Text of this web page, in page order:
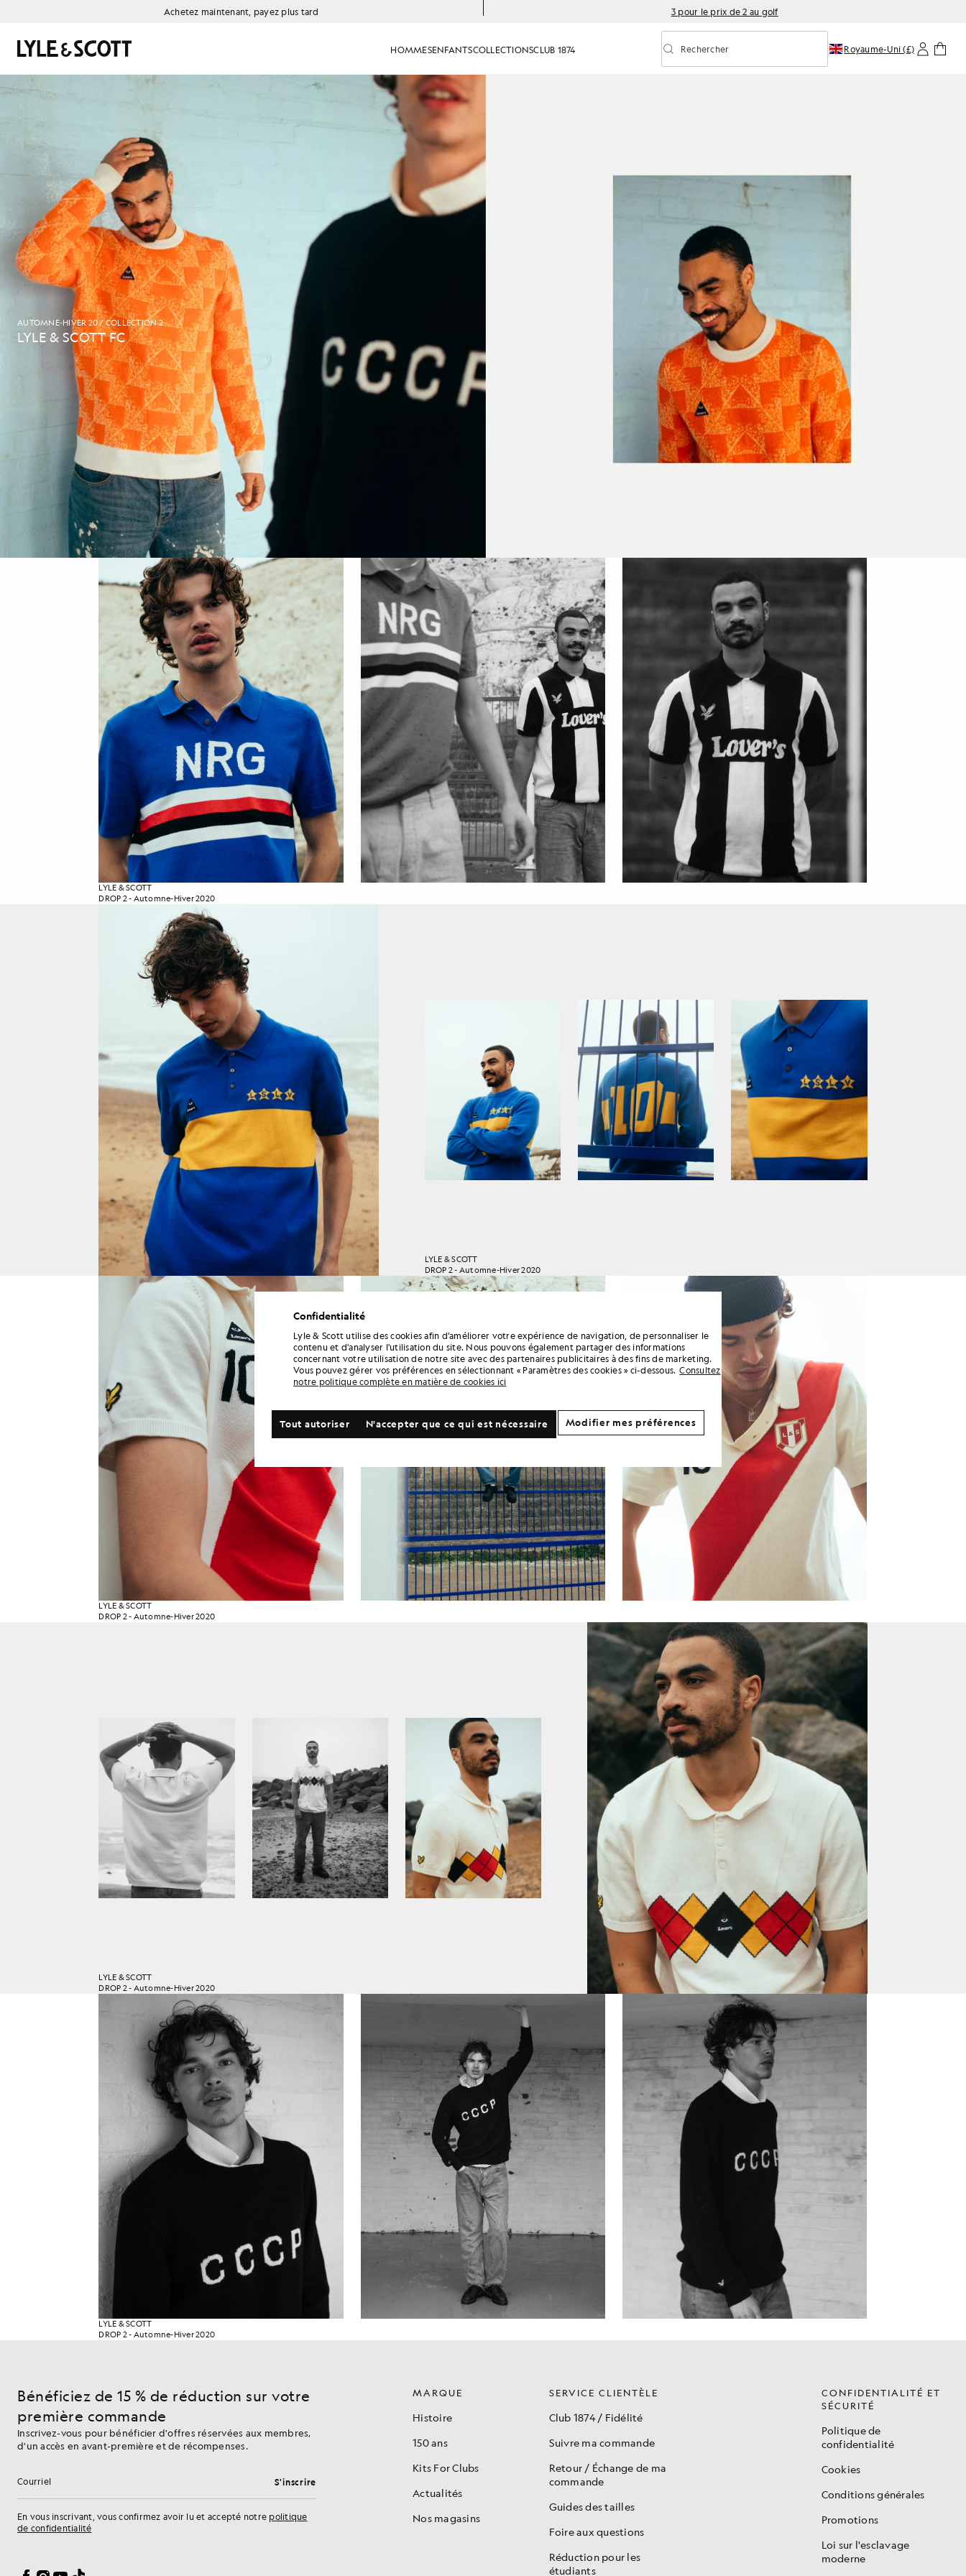
Aller directement au contenu principalAchetez maintenant, payez plus tard 3 pour le prix de 2 au golf
HOMMESENFANTSCOLLECTIONSCLUB 1874 Activer/désactiver la recherche prédictive
Rechercher Rechercher Royaume-Uni (£)
AUTOMNE-HIVER 20 / COLLECTION 2
LYLE & SCOTT FC
LYLE & SCOTT
DROP 2 - Automne-Hiver 2020
LYLE & SCOTT
DROP 2 - Automne-Hiver 2020
LYLE & SCOTT
DROP 2 - Automne-Hiver 2020
LYLE & SCOTT
DROP 2 - Automne-Hiver 2020
LYLE & SCOTT
DROP 2 - Automne-Hiver 2020
Bénéficiez de 15 % de réduction sur votre
première commande
Inscrivez-vous pour bénéficier d'offres réservées aux membres,
d'un accès en avant-première et de récompenses.
Adresse e-mail S'inscrire
En vous inscrivant, vous confirmez avoir lu et accepté notre politique
de confidentialité
MARQUE
Histoire
150 ans
Kits For Clubs
Actualités
Nos magasins
SERVICE CLIENTÈLE
Club 1874 / Fidélité
Suivre ma commande
Retour / Échange de ma
commande
Guides des tailles
Foire aux questions
Réduction pour les
étudiants
CONFIDENTIALITÉ ET
SÉCURITÉ
Politique de
confidentialité
Cookies
Conditions générales
Promotions
Loi sur l'esclavage
moderne
Confidentialité
Lyle & Scott utilise des cookies afin d'améliorer votre expérience de navigation, de personnaliser le
contenu et d'analyser l'utilisation du site. Nous pouvons également partager des informations
concernant votre utilisation de notre site avec des partenaires publicitaires à des fins de marketing.
Vous pouvez gérer vos préférences en sélectionnant « Paramètres des cookies » ci-dessous. Consultez
notre politique complète en matière de cookies ici
N'accepter que ce qui est nécessaire
Tout autoriser Modifier mes préférences